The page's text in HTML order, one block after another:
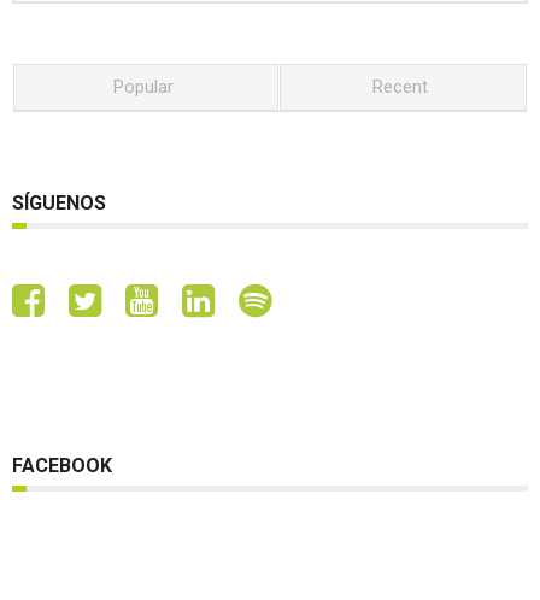
Popular Recent
SÍGUENOS
FACEBOOK